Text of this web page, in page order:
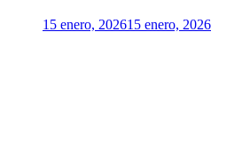
15 enero, 202615 enero, 2026